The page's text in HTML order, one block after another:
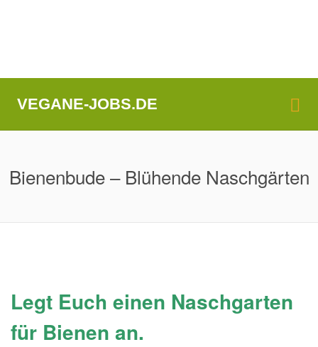
VEGANE-JOBS.DE
Bienenbude – Blühende Naschgärten
Legt Euch einen Naschgarten
für Bienen an.